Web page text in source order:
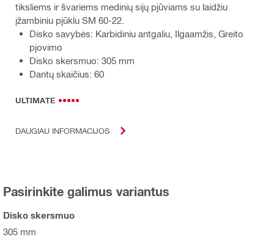
tiksliems ir švariems medinių sijų pjūviams su laidžiu
įžambiniu pjūklu SM 60-22.
Disko savybės: Karbidiniu antgaliu, Ilgaamžis, Greito
pjovimo
Disko skersmuo: 305 mm
Dantų skaičius: 60
ULTIMATE
DAUGIAU INFORMACIJOS
Pasirinkite galimus variantus
Disko skersmuo
305 mm